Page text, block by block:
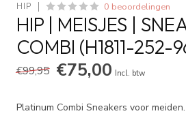
HIP 0 beoordelingen
HIP | MEISJES |
COMBI (H1811-252-
€99,95 €75,00 Incl. btw
Platinum Combi Sneakers voor meiden.